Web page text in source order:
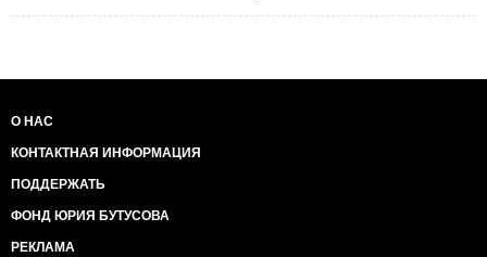
О НАС
КОНТАКТНАЯ ИНФОРМАЦИЯ
ПОДДЕРЖАТЬ
ФОНД ЮРИЯ БУТУСОВА
РЕКЛАМА